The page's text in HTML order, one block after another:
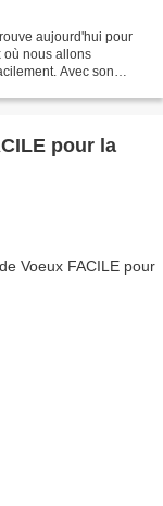
aujourd'hui pour
où nous allons
Avec son
pour la